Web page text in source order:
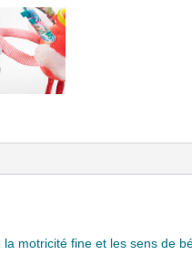
motricité fine et les sens de